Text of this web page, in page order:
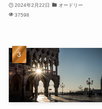
2024年2月22日
オードリー
37598